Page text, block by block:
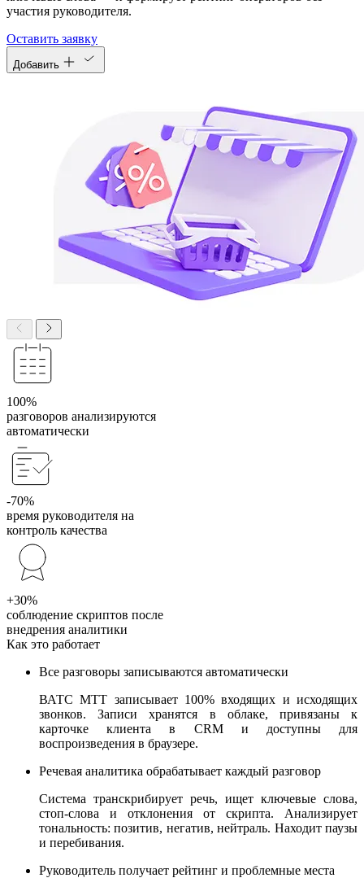
участия руководителя.
Оставить заявку
Добавить
100%
разговоров анализируются
автоматически
-70%
время руководителя на
контроль качества
+30%
соблюдение скриптов после
внедрения аналитики
Как это работает
Все разговоры записываются автоматически
ВАТС МТТ записывает 100% входящих и исходящих
звонков. Записи хранятся в облаке, привязаны к
карточке клиента в CRM и доступны для
воспроизведения в браузере.
Речевая аналитика обрабатывает каждый разговор
Система транскрибирует речь, ищет ключевые слова,
стоп-слова и отклонения от скрипта. Анализирует
тональность: позитив, негатив, нейтраль. Находит паузы
и перебивания.
Руководитель получает рейтинг и проблемные места